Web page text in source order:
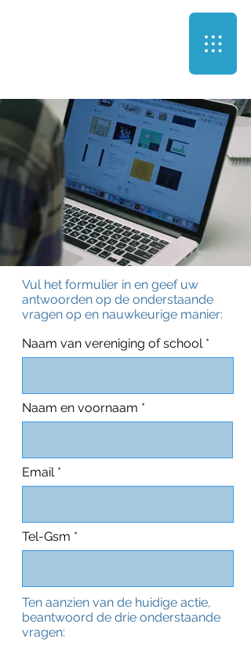
Vul het formulier in en geef uw
antwoorden op de onderstaande
vragen op en nauwkeurige manier:
Naam van vereniging of school
Naam en voornaam
Email
Tel-Gsm
Ten aanzien van de huidige actie,
beantwoord de drie onderstaande
vragen: